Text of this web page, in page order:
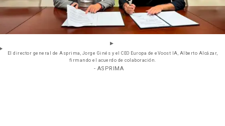
El director general de Asprima, Jorge Ginés y el CEO Europa de eVoost IA, Alberto Alcázar,
firmando el acuerdo de colaboración.
- ASPRIMA